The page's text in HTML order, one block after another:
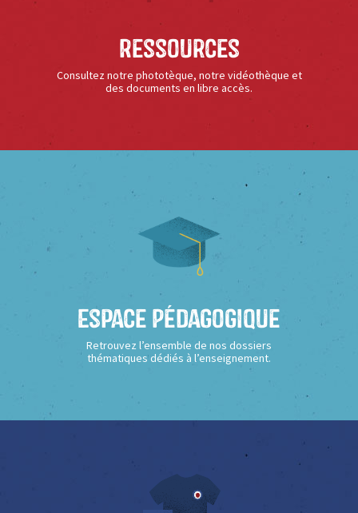
Ressources
Consultez notre phototèque, notre vidéothèque et
des documents en libre accès.
Espace Pédagogique
Retrouvez l’ensemble de nos dossiers
thématiques dédiés à l’enseignement.